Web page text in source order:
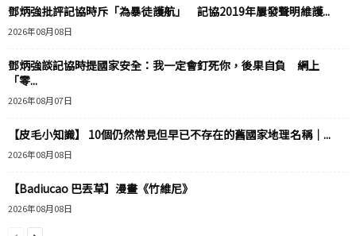
鄧炳強批評記協時斥「為暴徒護航」 記協2019年屢發聲明維護...
2026年08月08日
鄧炳強談記協時提國家安全：我一定會釘死你，後果自負 網上
「零...
2026年08月07日
【皮毛小知識】 10個仍然常見但早已不存在的舊國家地理名稱｜...
2026年08月08日
【Badiucao 巴丟草】漫畫《竹維尼》
2026年08月08日